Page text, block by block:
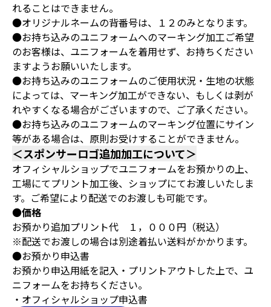
れることはできません。
●オリジナルネームの背番号は、１２のみとなります。
●お持ち込みのユニフォームへのマーキング加工ご希望
のお客様は、ユニフォームを着用せず、お持ちください
ますようお願いいたします。
●お持ち込みのユニフォームのご使用状況・生地の状態
によっては、マーキング加工ができない、もしくは剥が
れやすくなる場合がございますので、ご了承ください。
●お持ち込みのユニフォームのマーキング位置にサイン
等がある場合は、原則お受けすることができません。
＜スポンサーロゴ追加加工について＞
オフィシャルショップでユニフォームをお預かりの上、
工場にてプリント加工後、ショップにてお渡しいたしま
す。ご希望により配送でのお渡しも可能です。
●価格
お預かり追加プリント代 １，０００円（税込）
※配送でお渡しの場合は別途着払い送料がかかります。
●お預かり申込書
お預かり申込用紙を記入・プリントアウトした上で、ユ
ニフォームをお持ちください。
・オフィシャルショップ申込書